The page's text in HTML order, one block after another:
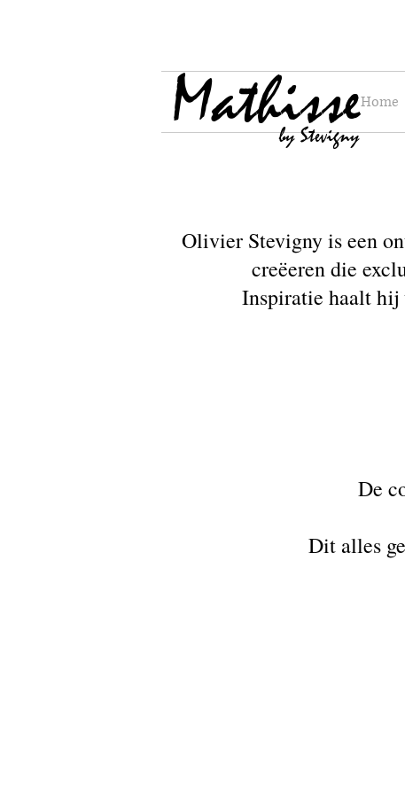
Home
Mathisse
by Stevigny
Olivier Stevigny is een
creëeren die
Inspiratie haalt hij
De
Dit alles